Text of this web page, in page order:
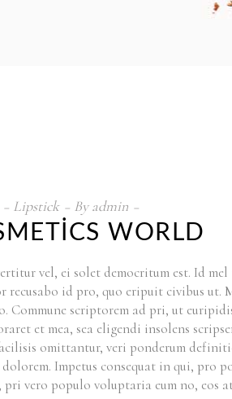
Lipstick Byadmin
WORLD
vel, ei solet democritum est. Id
recusabo id pro, quo eripuit civibus
scriptorem ad pri, ut
et mea, sea eligendi insolens
omittantur, veri ponderum
Impetus consequat in qui, pro
pri vero populo voluptaria eum no, eos